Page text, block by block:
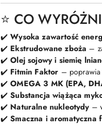
⭐ CO
✔️Wysoka zawartość
✔️ Ekstrudowane zboża –
✔️Olej sojowy i siemię
✔️ Fitmin Faktor – poprawia
✔️OMEGA 3 MK (EPA,
✔️Substancja wiążąca
✔️ Naturalne nukleotydy–
✔️Smaczna i aromatyczna